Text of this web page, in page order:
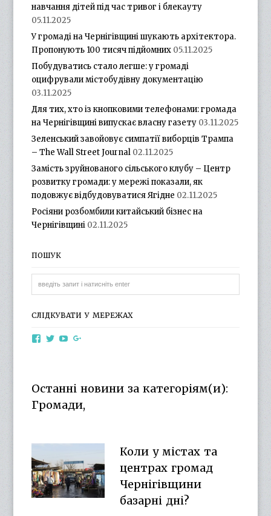
навчання дітей під час тривог і блекауту
05.11.2025
У громаді на Чернігівщині шукають архітектора.
Пропонують 100 тисяч підйомних 05.11.2025
Побудуватись стало легше: у громаді
оцифрували містобудівну документацію
03.11.2025
Для тих, хто із кнопковими телефонами: громада
на Чернігівщині випускає власну газету 03.11.2025
Зеленський завойовує симпатії виборців Трампа
– The Wall Street Journal 02.11.2025
Замість зруйнованого сільського клубу – Центр
розвитку громади: у мережі показали, як
подовжує відбудовуватися Ягідне 02.11.2025
Росіяни розбомбили китайський бізнес на
Чернігівщині 02.11.2025
ПОШУК
СЛІДКУВАТИ У МЕРЕЖАХ
ViewViewView
YouTube
Останні новини за категоріям(и):
Громади,
Коли у містах та
центрах громад
Чернігівщини
базарні дні?